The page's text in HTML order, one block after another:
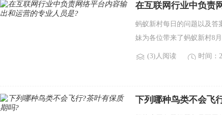
在互联网行业中负责
蚂蚁新村每日的问题以及答
妹为各位带来了蚂蚁新村8
(3)人阅读 时间：
下列哪种鸟类不会飞